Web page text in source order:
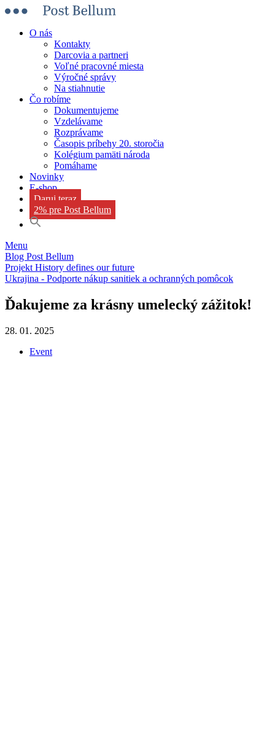
O nás
Kontakty
Darcovia a partneri
Voľné pracovné miesta
Výročné správy
Na stiahnutie
Čo robíme
Dokumentujeme
Vzdelávame
Rozprávame
Časopis príbehy 20. storočia
Kolégium pamäti národa
Pomáhame
Novinky
E-shop
Daruj teraz
2% pre Post Bellum
Menu
Blog Post Bellum
Projekt History defines our future
Ukrajina - Podporte nákup sanitiek a ochranných pomôcok
Ďakujeme za krásny umelecký zážitok!
28. 01. 2025
Event